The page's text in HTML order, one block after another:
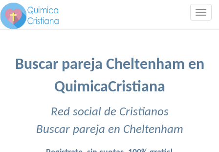
Buscar pareja Cheltenham en
QuimicaCristiana
Red social de Cristianos
Buscar pareja en Cheltenham